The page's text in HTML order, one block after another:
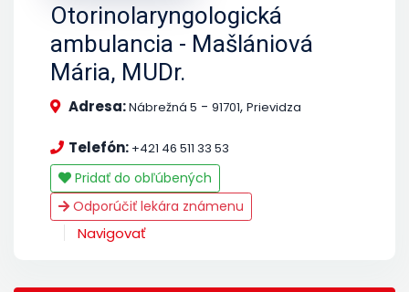
Otorinolaryngologická
ambulancia - Mašlániová
Mária, MUDr.
Adresa:Nábrežná 5 - 91701, Prievidza
Telefón: +421 46 511 33 53
Pridať do obľúbených
Odporúčiť lekára známenu
Navigovať